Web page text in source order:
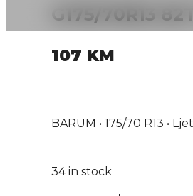
G175/70R13
107 KM
BARUM • 175/70 R13 •
34 in stock